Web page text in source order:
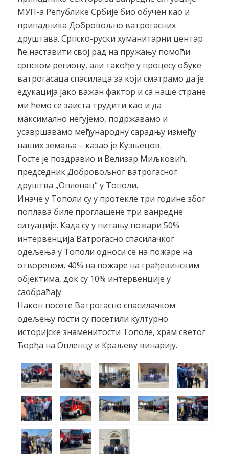
МУП-а Републике Србије био обучен као и
припадника Добровољно ватрогасних
друштава. Српско-руски хуманитарни центар
ће наставити свој рад на пружању помоћи
српском региону, али такође у процесу обуке
ватрогасаца спасилаца за који сматрамо да је
едукација јако важан фактор и са наше стране
ми ћемо се заиста трудити као и да
максимално негујемо, подржавамо и
усавршавамо међународну сарадњу између
наших земаља – казао је Кузњецов.
Госте је поздравио и Велизар Миљковић,
председник Добровољног ватрогасног
друштва „Опленац“ у Тополи.
Иначе у Тополи су у протекле три године због
поплава биле проглашене три ванредне
ситуације. Када су у питању пожари 50%
интервенција Ватрогасно спасилачког
одељења у Тополи односи се на пожаре на
отвореном, 40% на пожаре на грађевинским
објектима, док су 10% интервенције у
саобраћају.
Након посете Ватрогасно спасилачком
одељењу гости су посетили културно
историјске знаменитости Тополе, храм светог
Ђорђа на Опленцу и Краљеву винарију.